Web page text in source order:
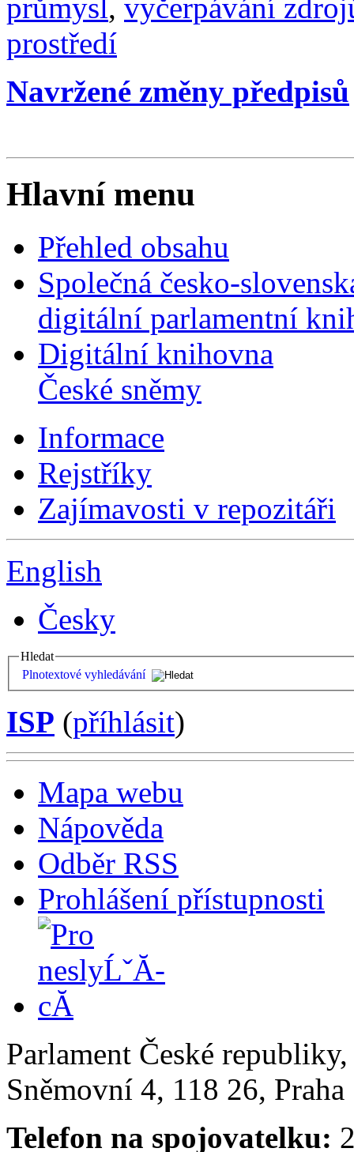
průmysl, vyčerpávání
prostředí
Navržené změny předpisů
Hlavní menu
Přehled obsahu
Společná česko-
digitální parlamentní
Digitální knihovna
České sněmy
Informace
Rejstříky
Zajímavosti v repozitáři
English
Česky
Hledat
Plnotextové vyhledávání
ISP (příhlásit)
Mapa webu
Nápověda
Odběr RSS
Prohlášení přístupnosti
Parlament České
Sněmovní 4, 118 26,
Telefon na spojovatelku: